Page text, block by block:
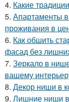
4. Какие
5. Апартаменты
проживания в
6. Как обшить
фасад без
7. Зеркало в
вашему
8. Декор ниши в
9. Лишние ниши в